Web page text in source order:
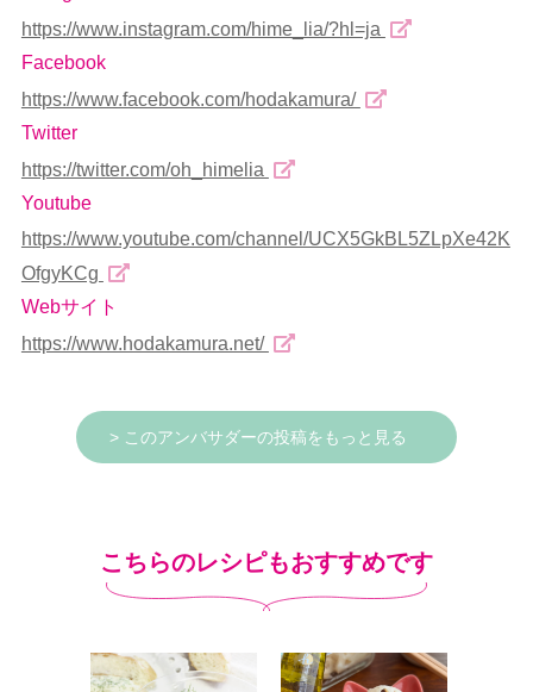
https://www.instagram.com/hime_lia/?hl=ja
Facebook
https://www.facebook.com/hodakamura/
Twitter
https://twitter.com/oh_himelia
Youtube
https://www.youtube.com/channel/UCX5GkBL5ZLpXe42K
OfgyKCg
Webサイト
https://www.hodakamura.net/
> このアンバサダーの投稿をもっと見る
こちらのレシピもおすすめです